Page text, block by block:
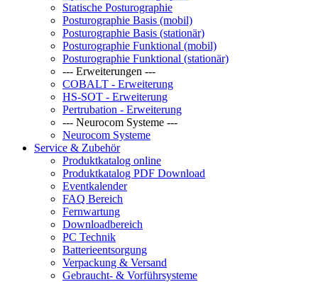
Statische Posturographie
Posturographie Basis (mobil)
Posturographie Basis (stationär)
Posturographie Funktional (mobil)
Posturographie Funktional (stationär)
--- Erweiterungen ---
COBALT - Erweiterung
HS-SOT - Erweiterung
Pertrubation - Erweiterung
--- Neurocom Systeme ---
Neurocom Systeme
Service & Zubehör
Produktkatalog online
Produktkatalog PDF Download
Eventkalender
FAQ Bereich
Fernwartung
Downloadbereich
PC Technik
Batterieentsorgung
Verpackung & Versand
Gebraucht- & Vorführsysteme